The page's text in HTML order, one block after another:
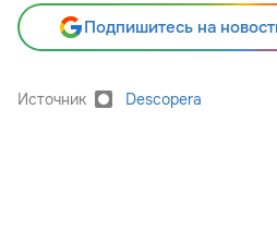
Подпишитесь на
Источник Descopera